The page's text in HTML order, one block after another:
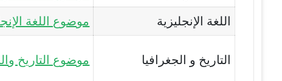
اللغة الإنجليزية موضوع اللغة
التاريخ و الجغرافيا موضوع التاريخ